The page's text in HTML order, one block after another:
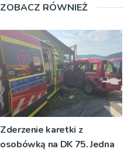
ZOBACZ RÓWNIEŻ
Zderzenie karetki z
osobówką na DK 75. Jedna